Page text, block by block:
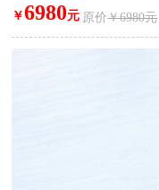
￥6980元 原价￥6980元